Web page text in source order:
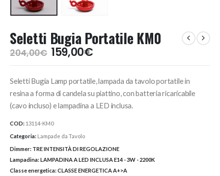
Seletti Bugia Portatile KM0
204,00€ Il
prezzo
era:
204,00€.
159,00€Il
prezzo
è:
159,00€.
Seletti Bugia Lamp portatile, lampada da tavolo portatile in
resina a forma di candela su piattino, con batteria ricaricabile
(cavo incluso) e lampadina a LED inclusa.
COD: 13114-KM0
Categoria: Lampade da Tavolo
Dimmer: TRE INTENSITÀ DI REGOLAZIONE
Lampadina:LAMPADINA A LED INCLUSA E14 - 3W - 2200K
Classe energetica:CLASSE ENERGETICA A+>A